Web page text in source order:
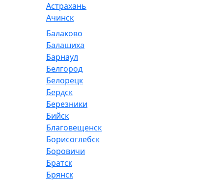
Астрахань
Ачинск
Балаково
Балашиха
Барнаул
Белгород
Белорецк
Бердск
Березники
Бийск
Благовещенск
Борисоглебск
Боровичи
Братск
Брянск